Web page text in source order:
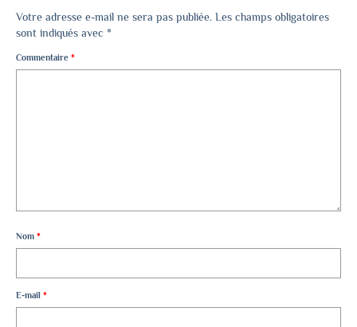
Votre adresse e-mail ne sera pas publiée. Les champs obligatoires
sont indiqués avec *
Commentaire *
Nom *
E-mail *